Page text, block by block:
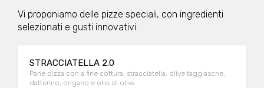
Vi proponiamo delle pizze speciali, con ingredienti
selezionati e gusti innovativi.
STRACCIATELLA 2.0
Pane pizza con a fine cottura: stracciatella, olive taggiasche,
datterino, origano e olio di oliva